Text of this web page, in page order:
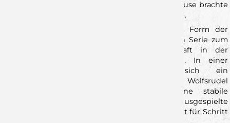
Besonders der Bruch kurz vor und nach der Pause brachte
die bis dahin gut kontrollierte Partie ins Wanken.
Die Wölfe knüpften zunächst an die starke Form der
vergangenen Wochen an. Nach fünf Siegen in Serie zum
Jahresende präsentierte sich die Mannschaft in der
Egelseehalle konzentriert und entschlossen. In einer
torarmen Anfangsphase entwickelte sich ein
ausgeglichenes Spiel (3:3, 8. Minute), ehe das Wolfsrudel
zunehmend die Kontrolle übernahm. Eine stabile
Defensive, Ballgewinne und konsequent ausgespielte
Angriffe sorgten dafür, dass sich die Gäste Schritt für Schritt